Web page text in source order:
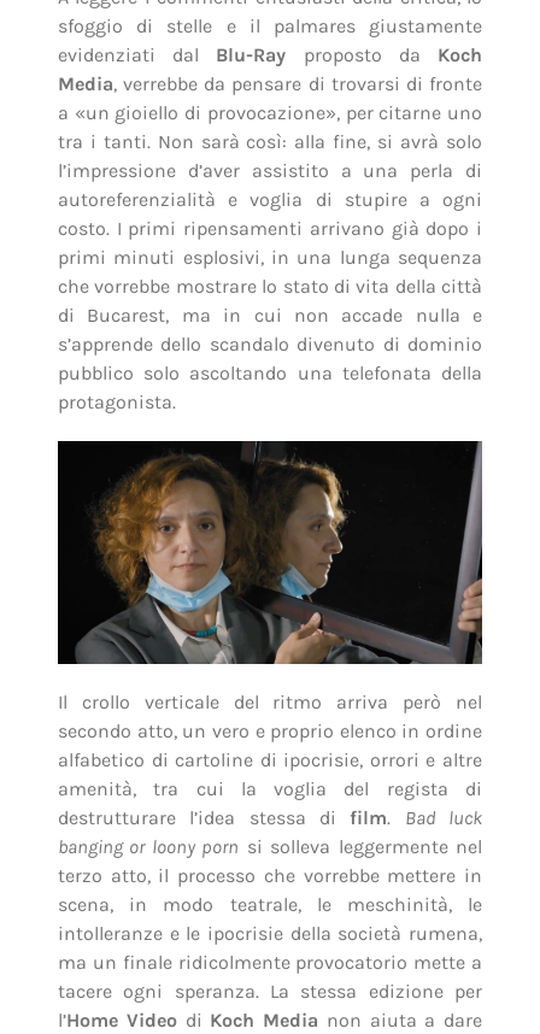
sfoggio di stelle e il palmares giustamente
evidenziati dal Blu-Ray proposto da Koch
Media, verrebbe da pensare di trovarsi di fronte
a «un gioiello di provocazione», per citarne uno
tra i tanti. Non sarà così: alla fine, si avrà solo
l’impressione d’aver assistito a una perla di
autoreferenzialità e voglia di stupire a ogni
costo. I primi ripensamenti arrivano già dopo i
primi minuti esplosivi, in una lunga sequenza
che vorrebbe mostrare lo stato di vita della città
di Bucarest, ma in cui non accade nulla e
s’apprende dello scandalo divenuto di dominio
pubblico solo ascoltando una telefonata della
protagonista.
Il crollo verticale del ritmo arriva però nel
secondo atto, un vero e proprio elenco in ordine
alfabetico di cartoline di ipocrisie, orrori e altre
amenità, tra cui la voglia del regista di
destrutturare l’idea stessa di film. Bad luck
banging or loony porn si solleva leggermente nel
terzo atto, il processo che vorrebbe mettere in
scena, in modo teatrale, le meschinità, le
intolleranze e le ipocrisie della società rumena,
ma un finale ridicolmente provocatorio mette a
tacere ogni speranza. La stessa edizione per
l’Home Videodi Koch Media non aiuta a dare